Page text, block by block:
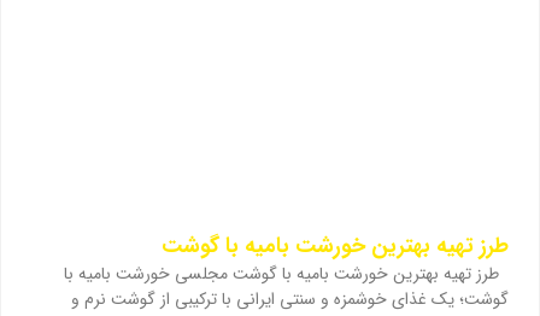
طرز تهیه بهترین خورشت بامیه با گوشت
طرز تهیه بهترین خورشت بامیه با گوشت مجلسی خورشت بامیه با
گوشت؛ یک غذای خوشمزه و سنتی ایرانی با ترکیبی از گوشت نرم و